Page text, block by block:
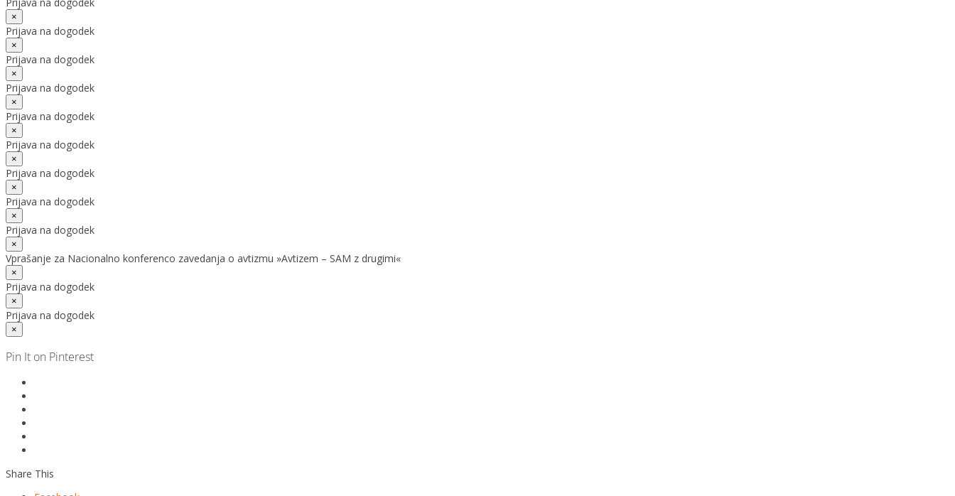
Prijava na dogodek
×
Prijava na dogodek
×
Prijava na dogodek
×
Prijava na dogodek
×
Prijava na dogodek
×
Prijava na dogodek
×
Prijava na dogodek
×
Prijava na dogodek
×
Prijava na dogodek
×
Vprašanje za Nacionalno konferenco zavedanja o avtizmu »Avtizem – SAM z drugimi«
×
Prijava na dogodek
×
Prijava na dogodek
×
Pin It on Pinterest
Share This